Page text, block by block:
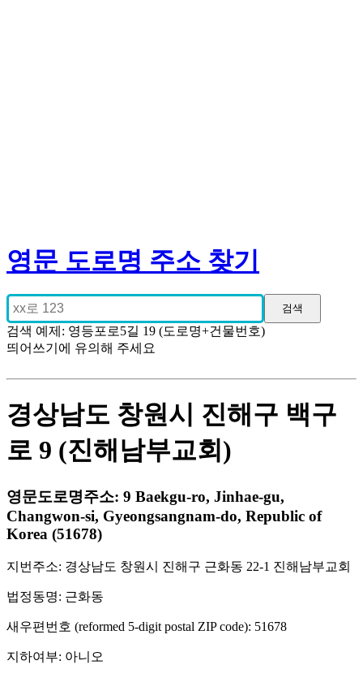
영문 도로명 주소 찾기
검색 예제: 영등포로5길 19 (도로명+건물번호)
띄어쓰기에 유의해 주세요
경상남도 창원시 진해구 백구
로 9 (진해남부교회)
영문도로명주소: 9 Baekgu-ro, Jinhae-gu,
Changwon-si, Gyeongsangnam-do, Republic of
Korea (51678)
지번주소: 경상남도 창원시 진해구 근화동 22-1 진해남부교회
법정동명: 근화동
새우편번호 (reformed 5-digit postal ZIP code): 51678
지하여부: 아니오